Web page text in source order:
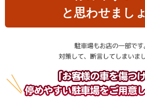
と思わせまし